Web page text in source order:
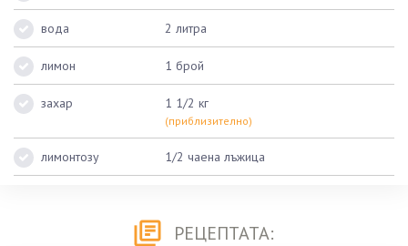
вода 2 литра
лимон 1 брой
захар 1 1/2 кг
(приблизително)
лимонтозу 1/2 чаена лъжица
РЕЦЕПТАТА: